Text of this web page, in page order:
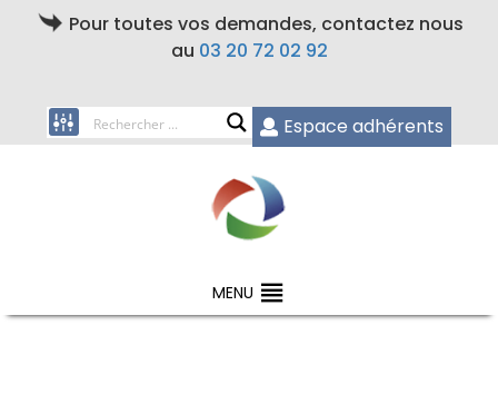
Pour toutes vos demandes, contactez nous
au 03 20 72 02 92
Espace adhérents
MENU